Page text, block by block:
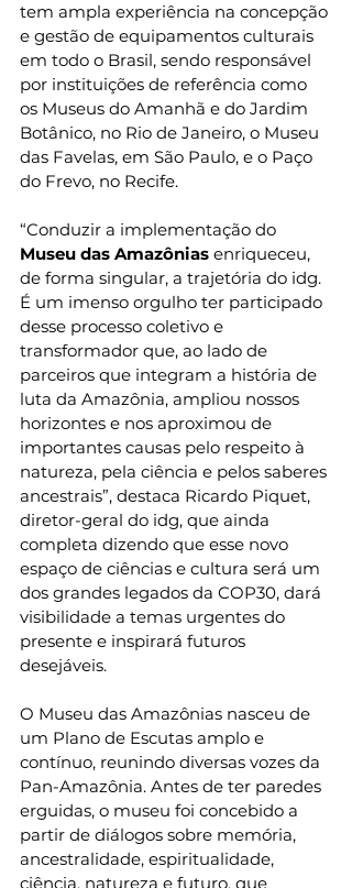
tem ampla experiência na concepção
e gestão de equipamentos culturais
em todo o Brasil, sendo responsável
por instituições de referência como
os Museus do Amanhã e do Jardim
Botânico, no Rio de Janeiro, o Museu
das Favelas, em São Paulo, e o Paço
do Frevo, no Recife.
“Conduzir a implementação do
Museu das Amazônias enriqueceu,
de forma singular, a trajetória do idg.
É um imenso orgulho ter participado
desse processo coletivo e
transformador que, ao lado de
parceiros que integram a história de
luta da Amazônia, ampliou nossos
horizontes e nos aproximou de
importantes causas pelo respeito à
natureza, pela ciência e pelos saberes
ancestrais”, destaca Ricardo Piquet,
diretor-geral do idg, que ainda
completa dizendo que esse novo
espaço de ciências e cultura será um
dos grandes legados da COP30, dará
visibilidade a temas urgentes do
presente e inspirará futuros
desejáveis.
O Museu das Amazônias nasceu de
um Plano de Escutas amplo e
contínuo, reunindo diversas vozes da
Pan-Amazônia. Antes de ter paredes
erguidas, o museu foi concebido a
partir de diálogos sobre memória,
ancestralidade, espiritualidade,
ciência, natureza e futuro, que